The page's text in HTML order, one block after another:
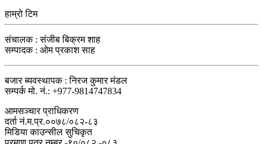
हाम्रो टिम
संचालक : संजीब बिक्रम शाह
सम्पादक : ओम प्रकाश साह
बजार ब्यवस्थापक : निरज कुमार मंडल
सम्पर्क मो. नं.: +977-9814747834
आमसञ्चार प्राधिकरण
दर्ता नं.म.प्र.००७८/०८२-८३
मिडिया काउन्सील सुचिकृत